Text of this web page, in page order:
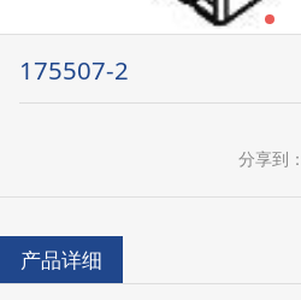
175507-2
分享到：
产品详细